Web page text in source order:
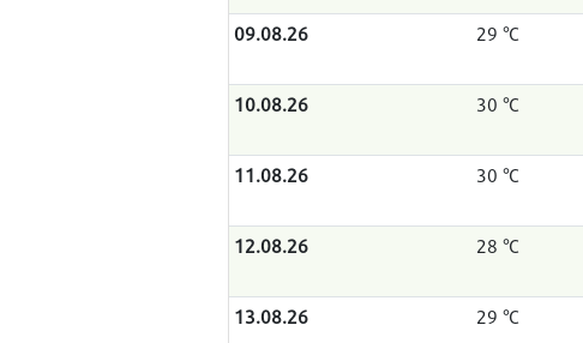
09.08.26 29 °C
10.08.26 30 °C
11.08.26 30 °C
12.08.26 28 °C
13.08.26 29 °C